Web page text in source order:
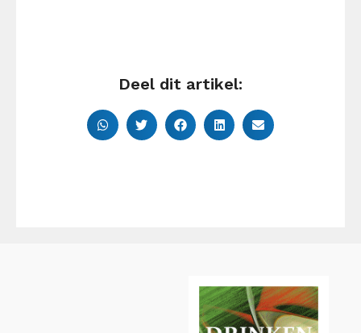
Deel dit artikel: